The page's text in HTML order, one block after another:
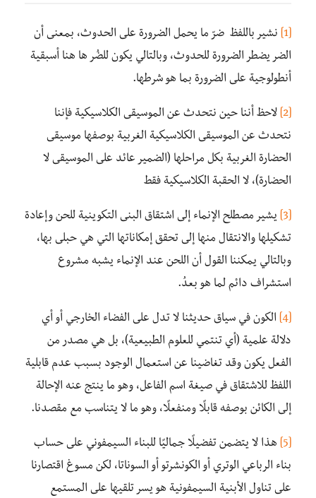
[1]
نشير باللفظ ضرّ ما يحمل الضرورة على الحدوث، بمعنى أن
الضر يضطر الضرورة للحدوث، وبالتالي يكون للضُر ها هنا أسبقية
أنطولوجية على الضرورة بما هو شرطها.
[2]
لاحظ أننا حين نتحدث عن الموسيقى الكلاسيكية فإننا
نتحدث عن الموسيقى الكلاسيكية الغربية بوصفها موسيقى
الحضارة الغربية بكل مراحلها (الضمير عائد على الموسيقى لا
الحضارة)، لا الحقبة الكلاسيكية فقط
[3]
يشير مصطلح الإنماء إلى اشتقاق البنى التكوينية للحن وإعادة
تشكيلها والانتقال منها إلى تحقق إمكاناتها التي هي حبلى بها،
وبالتالي يمكننا القول أن اللحن عند الإنماء يشبه مشروع
استشراف دائم لما هو بعدُ.
[4]
الكون في سياق حديثنا لا تدل على الفضاء الخارجي أو أي
دلالة علمية (أي تنتمي للعلوم الطبيعية)، بل هي مصدر من
الفعل يكون وقد تغاضينا عن استعمال الوجود بسبب عدم قابلية
اللفظ للاشتقاق في صيغة اسم الفاعل، وهو ما ينتج عنه الإحالة
إلى الكائن بوصفه قابلًا ومنفعلًا، وهو ما لا يتناسب مع مقصدنا.
[5]
هذا لا يتضمن تفضيلًا جماليًا للبناء السيمفوني على حساب
بناء الرباعي الوتري أو الكونشرتو أو السوناتا، لكن مسوغ اقتصارنا
على تناول الأبنية السيمفونية هو يسر تلقيها على المستمع